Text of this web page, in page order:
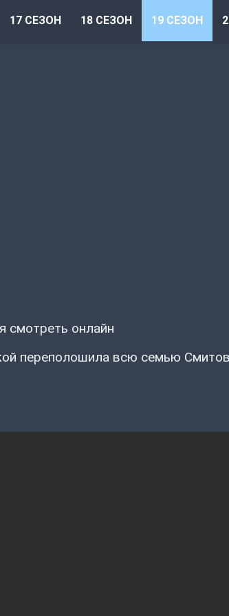
17 СЕЗОН 18 СЕЗОН 19 СЕЗОН
смотреть онлайн
переполошила всю семью